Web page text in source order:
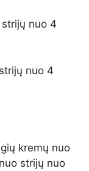
nuo 4
kremų nuo
strijų nuo